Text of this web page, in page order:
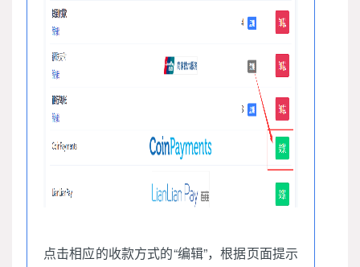
点击相应的收款方式的“编辑”，根据页面提示